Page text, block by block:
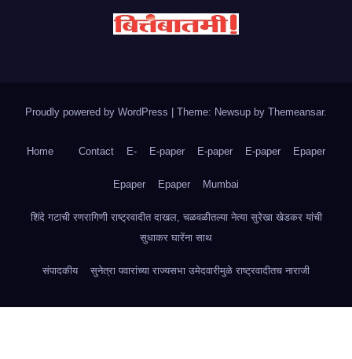
Proudly powered by WordPress | Theme: Newsup by Themeansar.
Home Contact E- E-paper E-paper E-paper Epaper
Epaper Epaper Mumbai
शिंदे गटाची रणरागिणी राष्ट्रवादीत दाखल, चळवळीतल्या नेत्या सुरेखा खेडकर यांची
सुधाकर घारेंना साथ
संपादकीय सुनेत्रा पवारांच्या राज्यसभा उमेदवारीमुळे राष्ट्रवादीतच नाराजी